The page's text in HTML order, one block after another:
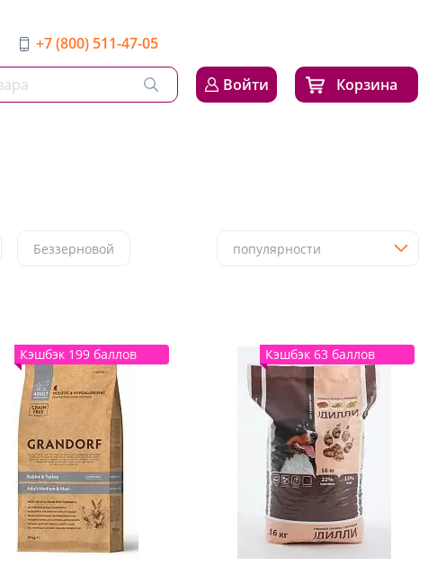
+7 (800) 511-47-05
Войти Корзина
Беззерновой популярности
Кэшбэк 199 баллов Кэшбэк 63 баллов